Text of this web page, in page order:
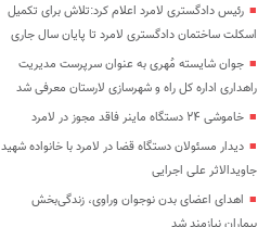
رئیس دادگستری لامرد اعلام کرد:تلاش برای تکمیل
اسکلت ساختمان دادگستری لامرد تا پایان سال جاری
جوان شایسته مُهری به عنوان سرپرست مدیریت
راهداری اداره کل راه و شهرسازی لارستان معرفی شد
خاموشی ۲۴ دستگاه ماینر فاقد مجوز در لامرد
دیدار مسئولان دستگاه قضا در لامرد با خانواده شهید
جاویدالاثر علی اجرایی
اهدای اعضای بدن نوجوان وراوی، زندگی‌بخش